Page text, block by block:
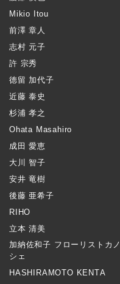
Mikio Itou
前澤 章人
志村 元子
許 宗秀
徳留 加代子
近藤 泰史
杉浦 孝之
Ohata Masahiro
成田 愛恵
大川 智子
安井 竜樹
後藤 亜希子
RIHO
立本 清美
加納佐和子 フローリストカノ
シェ
HASHIRAMOTO KENTA